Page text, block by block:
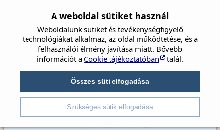
Címlap Hírek Társaság Szemészet
Beszámolók Irányelvek
Kongresszusok Pályázatok
A weboldal sütiket használ
Weboldalunk sütiket és tevékenységfigyelő
technológiákat alkalmaz, az oldal működtetése, és a
felhasználói élmény javítása miatt. Bővebb
információt a Cookie tájékoztatóban talál.
Összes süti elfogadása
Szükséges sütik elfogadása